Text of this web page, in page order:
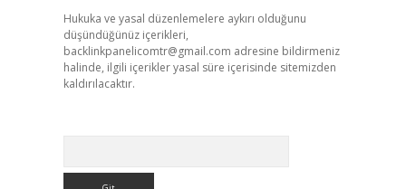
Hukuka ve yasal düzenlemelere aykırı olduğunu
düşündüğünüz içerikleri,
backlinkpanelicomtr@gmail.com adresine bildirmeniz
halinde, ilgili içerikler yasal süre içerisinde sitemizden
kaldırılacaktır.